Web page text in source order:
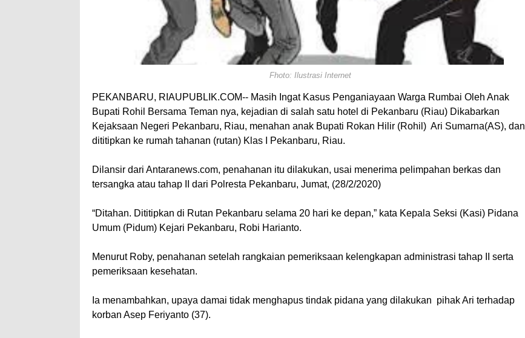
Fhoto: Ilustrasi Internet
PEKANBARU, RIAUPUBLIK.COM-- Masih Ingat Kasus Penganiayaan Warga Rumbai Oleh Anak
Bupati Rohil Bersama Teman nya, kejadian di salah satu hotel di Pekanbaru (Riau) Dikabarkan
Kejaksaan Negeri Pekanbaru, Riau, menahan anak Bupati Rokan Hilir (Rohil) Ari Sumarna(AS), dan
dititipkan ke rumah tahanan (rutan) Klas I Pekanbaru, Riau.
Dilansir dari Antaranews.com, penahanan itu dilakukan, usai menerima pelimpahan berkas dan
tersangka atau tahap II dari Polresta Pekanbaru, Jumat, (28/2/2020)
“Ditahan. Dititipkan di Rutan Pekanbaru selama 20 hari ke depan,” kata Kepala Seksi (Kasi) Pidana
Umum (Pidum) Kejari Pekanbaru, Robi Harianto.
Menurut Roby, penahanan setelah rangkaian pemeriksaan kelengkapan administrasi tahap II serta
pemeriksaan kesehatan.
Ia menambahkan, upaya damai tidak menghapus tindak pidana yang dilakukan pihak Ari terhadap
korban Asep Feriyanto (37).